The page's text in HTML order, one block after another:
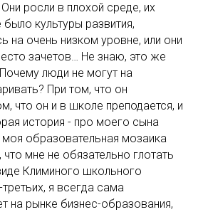
Они росли в плохой среде, их
было культуры развития,
на очень низком уровне, или они
зачетов… Не знаю, это же
люди не могут на
При том, что он
что он и в школе преподается, и
история - про моего сына
образовательная мозаика
мне не обязательно глотать
Климиного школьного
я всегда сама
на рынке бизнес-образования,